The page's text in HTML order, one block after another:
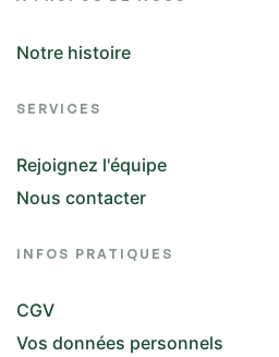
Notre histoire
SERVICES
Rejoignez l'équipe
Nous contacter
INFOS PRATIQUES
CGV
Vos données personnels